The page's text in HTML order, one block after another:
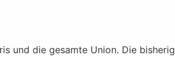
und die gesamte Union. Die